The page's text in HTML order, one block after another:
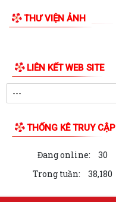
THƯ VIỆN ẢNH